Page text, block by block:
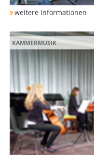
weitere Informationen
KAMMERMUSIK